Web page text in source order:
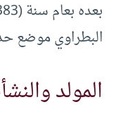
البطراوي موضع
المولد